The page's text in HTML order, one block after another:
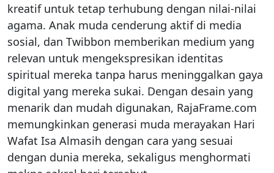
kreatif untuk tetap terhubung dengan nilai-nilai
agama. Anak muda cenderung aktif di media
sosial, dan Twibbon memberikan medium yang
relevan untuk mengekspresikan identitas
spiritual mereka tanpa harus meninggalkan gaya
digital yang mereka sukai. Dengan desain yang
menarik dan mudah digunakan, RajaFrame.com
memungkinkan generasi muda merayakan Hari
Wafat Isa Almasih dengan cara yang sesuai
dengan dunia mereka, sekaligus menghormati